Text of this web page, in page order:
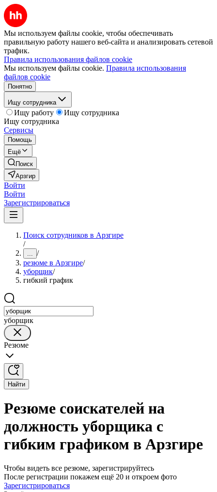
Мы используем файлы cookie, чтобы обеспечивать
правильную работу нашего веб-сайта и анализировать сетевой
трафик.
Правила использования файлов cookie
Мы используем файлы cookie. Правила использования
файлов cookie
Понятно
Ищу сотрудника
Ищу работу
Ищу сотрудника
Ищу сотрудника
Сервисы
Помощь
Ещё
Поиск
Арзгир
Войти
Войти
Зарегистрироваться
Поиск сотрудников в Арзгире
/
... /
резюме в Арзгире/
уборщик/
гибкий график
уборщик
Резюме
Найти
Резюме соискателей на
должность уборщика с
гибким графиком в Арзгире
Чтобы видеть все резюме, зарегистрируйтесь
После регистрации покажем ещё 20 и откроем фото
Зарегистрироваться